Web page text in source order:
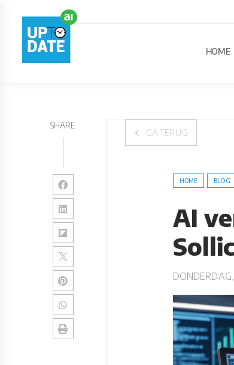
HOME
SHARE
GA TERUG
HOME BLOG
AI
DONDERDAG,